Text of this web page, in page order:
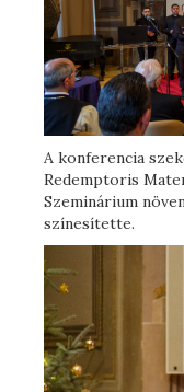
A konferencia
Redemptoris
Szeminárium
színesítette.